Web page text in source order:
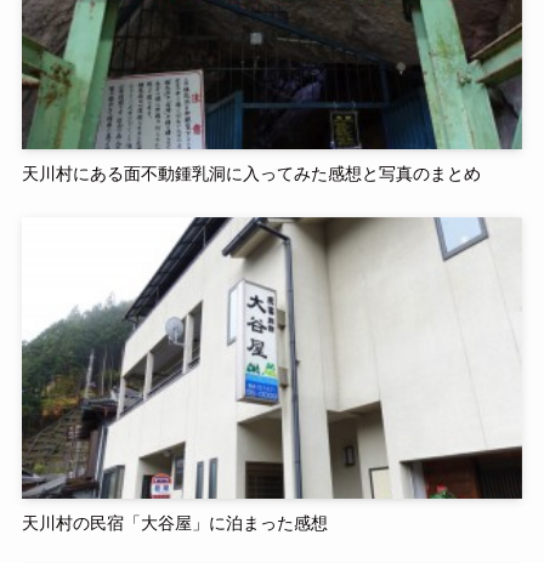
天川村にある面不動鍾乳洞に入ってみた感想と写真のまとめ
天川村の民宿「大谷屋」に泊まった感想